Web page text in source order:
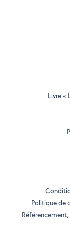
Livre «
Politique de